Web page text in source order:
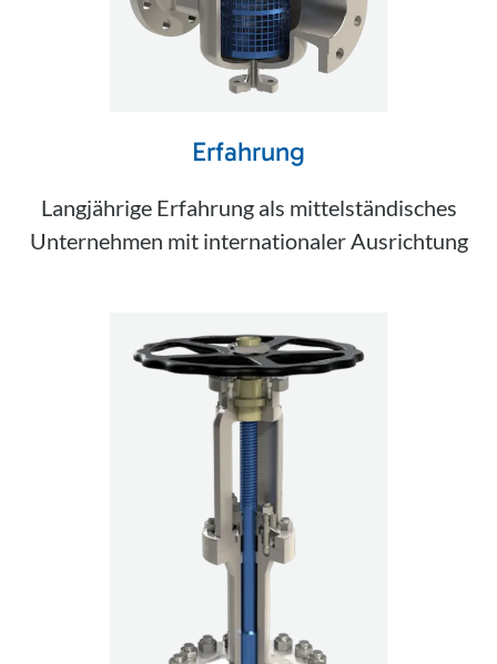
Erfahrung
Langjährige Erfahrung als mittelständisches
Unternehmen mit internationaler Ausrichtung